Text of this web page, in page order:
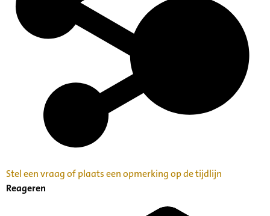
Stel een vraag of plaats een opmerking op de tijdlijn
Reageren